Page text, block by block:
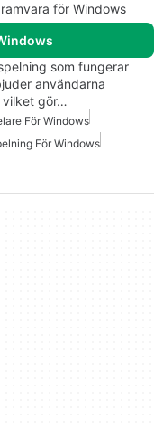
för Windows
som fungerar
användarna
vilket gör…
För Windows
För Windows